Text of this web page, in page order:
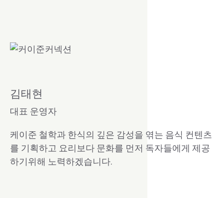
김태현
대표 운영자
케이준 철학과 한식의 깊은 감성을 엮는 음식 컨텐츠
를 기획하고 요리보다 문화를 먼저 독자들에게 제공
하기위해 노력하겠습니다.